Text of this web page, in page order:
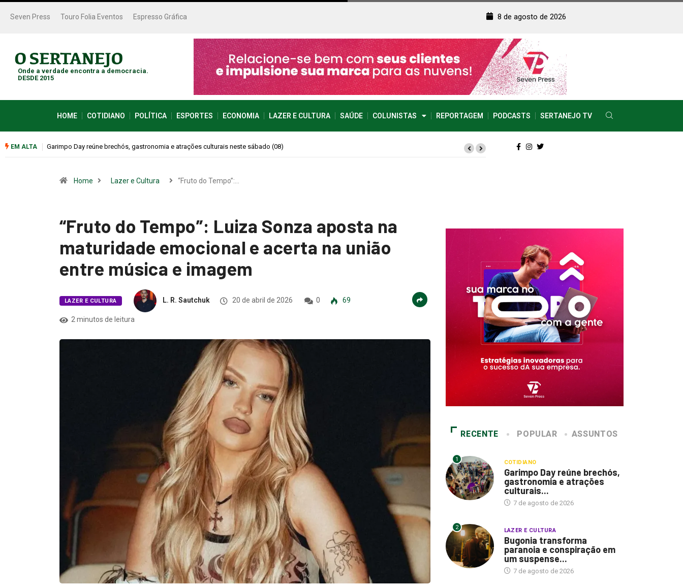
Seven Press Touro Folia Eventos Espresso Gráfica 8 de agosto de 2026
Onde a verdade encontra a democracia.
DESDE 2015
HOME COTIDIANO POLÍTICA ESPORTES ECONOMIA LAZER E CULTURA SAÚDE COLUNISTAS REPORTAGEM PODCASTS SERTANEJO TV
EM ALTA Bugonia transforma paranoia e conspiração em um suspense imprevisível
Home Lazer e Cultura “Fruto do Tempo”:…
“Fruto do Tempo”: Luiza Sonza aposta na
maturidade emocional e acerta na união
entre música e imagem
LAZER E CULTURA L. R. Sautchuk 20 de abril de 2026 0 69
2 minutos de leitura
RECENTE POPULAR ASSUNTOS
1 COTIDIANO
Garimpo Day reúne brechós,
gastronomia e atrações
culturais...
7 de agosto de 2026
2 LAZER E CULTURA
Bugonia transforma
paranoia e conspiração em
um suspense...
7 de agosto de 2026